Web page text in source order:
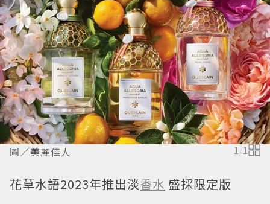
圖／美麗佳人 1 /1
花草水語2023年推出淡香水 盛採限定版